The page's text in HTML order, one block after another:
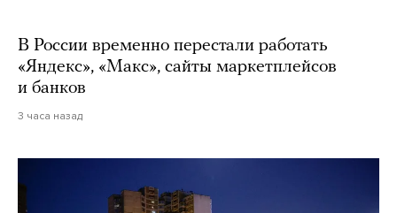
В России временно перестали работать
«Яндекс», «Макс», сайты маркетплейсов
и банков
3 часа назад